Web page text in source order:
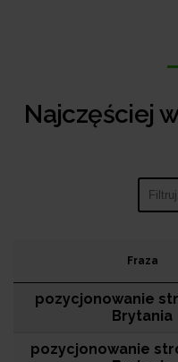
Najczęściej
Fraza
pozycjonowanie
Brytania
pozycjonowanie